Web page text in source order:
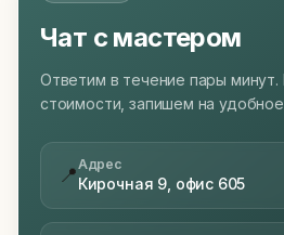
Чат с мастером
Ответим в течение пары
стоимости, запишем на
📍Адрес
Кирочная 9, офис 605